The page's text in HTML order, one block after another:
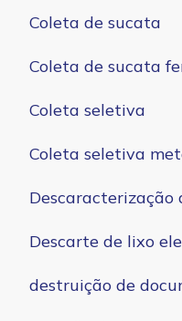
Coleta de sucata
Coleta de sucata
Coleta seletiva
Coleta seletiva
Descaracterização
Descarte de lixo
destruição de